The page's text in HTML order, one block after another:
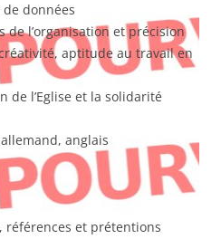
données
de l’organisation et précision
aptitude au travail en
de l’Eglise et la solidarité
anglais
références et prétentions